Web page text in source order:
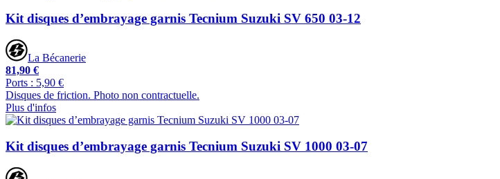
Kit disques d’embrayage garnis Tecnium Suzuki SV 650 03-12
La Bécanerie
81,90 €
Ports : 5,90 €
Disques de friction. Photo non contractuelle.
Plus d'infos
Kit disques d’embrayage garnis Tecnium Suzuki SV 1000 03-07